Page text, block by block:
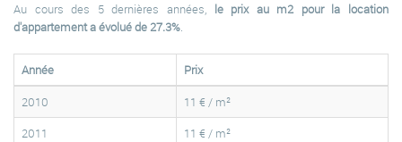
Au cours des 5 dernières années, le prix au m2 pour la location
d'appartement a évolué de 27.3%.
Année
Prix
2010
11 € / m²
2011
11 € / m²